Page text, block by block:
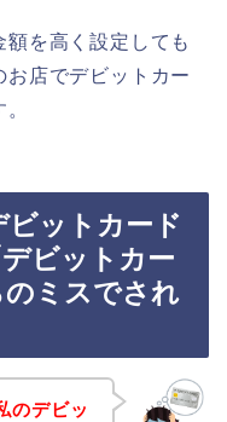
を高く設定しても
お店でデビットカー
ットカード
ビットカー
のミスでされ
のデビッ